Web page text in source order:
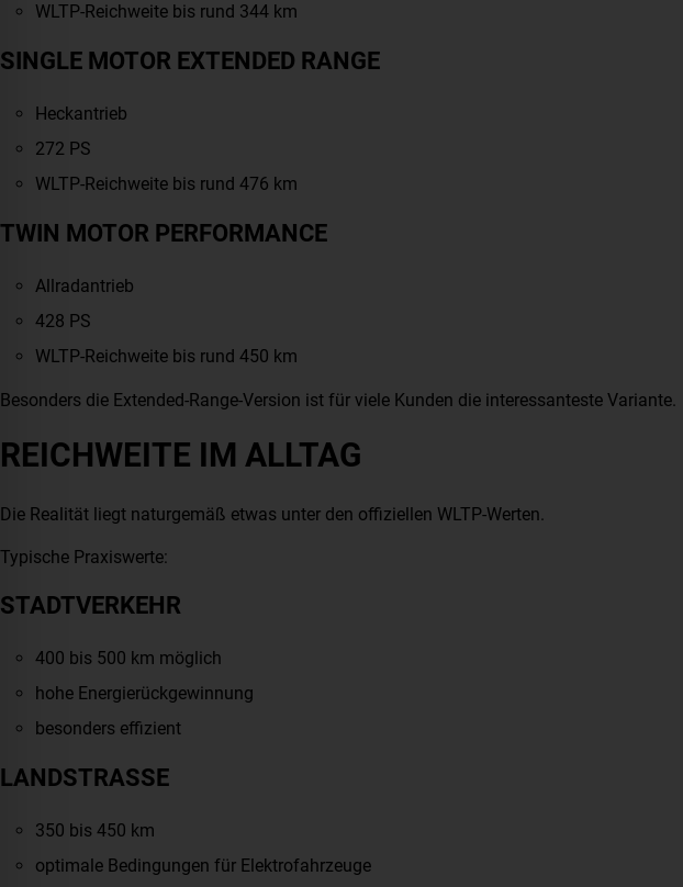
WLTP-Reichweite bis rund 344 km
SINGLE MOTOR EXTENDED RANGE
Heckantrieb
272 PS
WLTP-Reichweite bis rund 476 km
TWIN MOTOR PERFORMANCE
Allradantrieb
428 PS
WLTP-Reichweite bis rund 450 km
Besonders die Extended-Range-Version ist für viele Kunden die interessanteste Variante.
REICHWEITE IM ALLTAG
Die Realität liegt naturgemäß etwas unter den offiziellen WLTP-Werten.
Typische Praxiswerte:
STADTVERKEHR
400 bis 500 km möglich
hohe Energierückgewinnung
besonders effizient
LANDSTRASSE
350 bis 450 km
optimale Bedingungen für Elektrofahrzeuge